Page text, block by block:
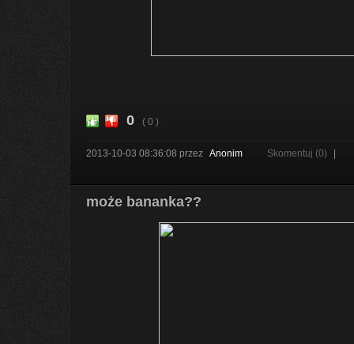
0 ( 0 )
2013-10-03 08:36:08 przez Anonim Skomentuj (0)
może bananka??